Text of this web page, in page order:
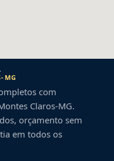
- MG
com
Claros-MG.
orçamento sem
em todos os